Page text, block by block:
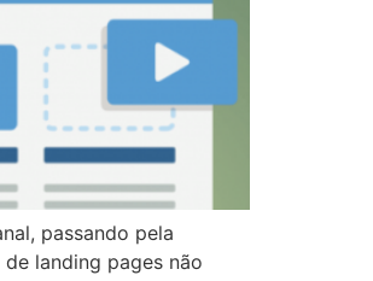
passando pela
landing pages não